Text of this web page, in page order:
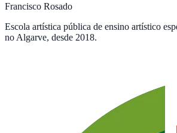
Francisco Rosado
Escola artística pública de ensino artístico
no Algarve, desde 2018.